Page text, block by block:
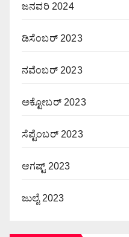
ಜನವರಿ 2024
ಡಿಸೆಂಬರ್ 2023
ನವೆಂಬರ್ 2023
ಅಕ್ಟೋಬರ್ 2023
ಸೆಪ್ಟೆಂಬರ್ 2023
ಆಗಷ್ಟ್ 2023
ಜುಲೈ 2023